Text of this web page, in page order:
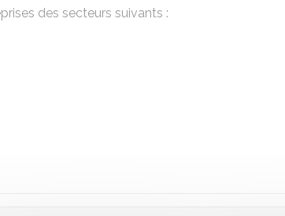
des secteurs suivants :